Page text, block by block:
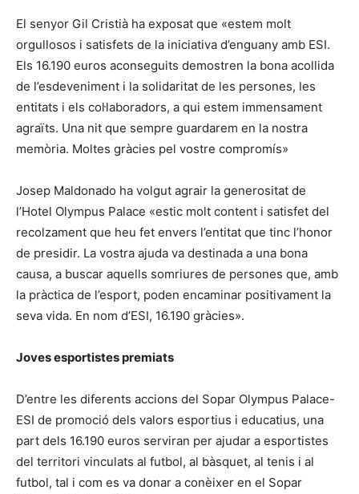
El senyor Gil Cristià ha exposat que «estem molt
orgullosos i satisfets de la iniciativa d’enguany amb ESI.
Els 16.190 euros aconseguits demostren la bona acollida
de l’esdeveniment i la solidaritat de les persones, les
entitats i els col·laboradors, a qui estem immensament
agraïts. Una nit que sempre guardarem en la nostra
memòria. Moltes gràcies pel vostre compromís»
Josep Maldonado ha volgut agrair la generositat de
l’Hotel Olympus Palace «estic molt content i satisfet del
recolzament que heu fet envers l’entitat que tinc l’honor
de presidir. La vostra ajuda va destinada a una bona
causa, a buscar aquells somriures de persones que, amb
la pràctica de l’esport, poden encaminar positivament la
seva vida. En nom d’ESI, 16.190 gràcies».
Joves esportistes premiats
D’entre les diferents accions del Sopar Olympus Palace-
ESI de promoció dels valors esportius i educatius, una
part dels 16.190 euros serviran per ajudar a esportistes
del territori vinculats al futbol, al bàsquet, al tenis i al
futbol, tal i com es va donar a conèixer en el Sopar